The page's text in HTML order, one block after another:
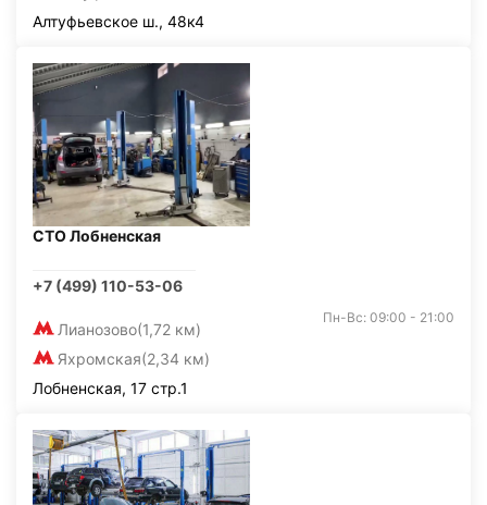
Алтуфьевское ш., 48к4
СТО Лобненская
+7 (499) 110-53-06
Лианозово(1,72 км)
Яхромская(2,34 км)
Пн-Вс: 09:00 - 21:00
Лобненская, 17 стр.1